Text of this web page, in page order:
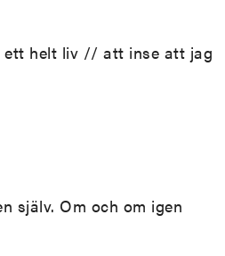
helt liv // att inse att jag
själv. Om och om igen